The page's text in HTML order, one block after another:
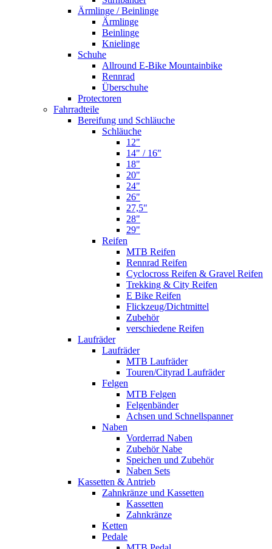
Ärmlinge / Beinlinge
Ärmlinge
Beinlinge
Knielinge
Schuhe
Allround E-Bike Mountainbike
Rennrad
Überschuhe
Protectoren
Fahrradteile
Bereifung und Schläuche
Schläuche
12"
14" / 16"
18"
20"
24"
26"
27,5"
28"
29"
Reifen
MTB Reifen
Rennrad Reifen
Cyclocross Reifen & Gravel Reifen
Trekking & City Reifen
E Bike Reifen
Flickzeug/Dichtmittel
Zubehör
verschiedene Reifen
Laufräder
Laufräder
MTB Laufräder
Touren/Cityrad Laufräder
Felgen
MTB Felgen
Felgenbänder
Achsen und Schnellspanner
Naben
Vorderrad Naben
Zubehör Nabe
Speichen und Zubehör
Naben Sets
Kassetten & Antrieb
Zahnkränze und Kassetten
Kassetten
Zahnkränze
Ketten
Pedale